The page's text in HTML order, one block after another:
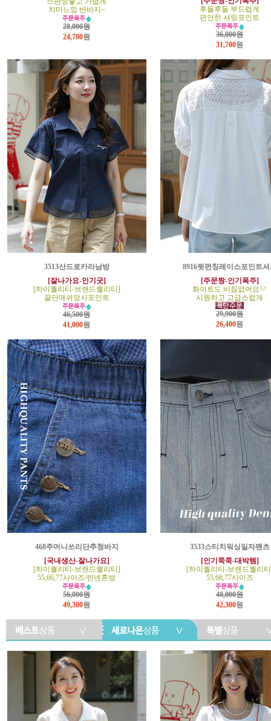
치마느낌 반바지~
28,000원
24,700원
후들후들 부드럽게
편안한 셔링포인트
36,000원
31,700원
3513산드로카라남방
[잘나가요-인기굿]
[하이퀄리티-브랜드퀄리티]
끝단매쉬망사포인트
46,500원
41,000원
8916뒷펀칭레이스포인트셔
[주문짱-인기폭주]
화이트도 비침없어요^^
시원하고 고급스럽게
29,900원
26,400원
468주머니쓰리단추청바지
[국내생산-잘나가요]
[하이퀄리티-브랜드퀄리티]
55,66,77사이즈/린넨혼방
56,000원
49,300원
3533스티치워싱일자팬츠
[인기쭉쭉-대박템]
[하이퀄리티-브랜드퀄리
55,66,77사이즈
48,000원
42,300원